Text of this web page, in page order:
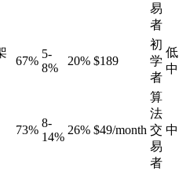
易
者
67%
5-
8%
20% $189
初
学
者
低
中
73%
8-
14%
26% $49/month
算
法
交
易
者
中